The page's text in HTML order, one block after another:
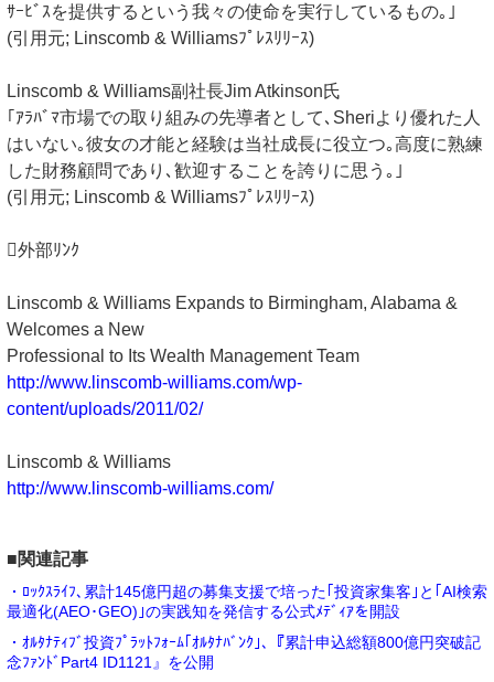
ｻｰﾋﾞｽを提供するという我々の使命を実行しているもの｡｣
(引用元; Linscomb & Williamsﾌﾟﾚｽﾘﾘｰｽ)
Linscomb & Williams副社長Jim Atkinson氏
｢ｱﾗﾊﾞﾏ市場での取り組みの先導者として､Sheriより優れた人
はいない｡彼女の才能と経験は当社成長に役立つ｡高度に熟練
した財務顧問であり､歓迎することを誇りに思う｡｣
(引用元; Linscomb & Williamsﾌﾟﾚｽﾘﾘｰｽ)
外部ﾘﾝｸ
Linscomb & Williams Expands to Birmingham, Alabama &
Welcomes a New
Professional to Its Wealth Management Team
http://www.linscomb-williams.com/wp-
content/uploads/2011/02/
Linscomb & Williams
http://www.linscomb-williams.com/
■関連記事
・ﾛｯｸｽﾗｲﾌ､累計145億円超の募集支援で培った｢投資家集客｣と｢AI検索
最適化(AEO･GEO)｣の実践知を発信する公式ﾒﾃﾞｨｱを開設
・ｵﾙﾀﾅﾃｨﾌﾞ投資ﾌﾟﾗｯﾄﾌｫｰﾑ｢ｵﾙﾀﾅﾊﾞﾝｸ｣､『累計申込総額800億円突破記
念ﾌｧﾝﾄﾞPart4 ID1121』を公開